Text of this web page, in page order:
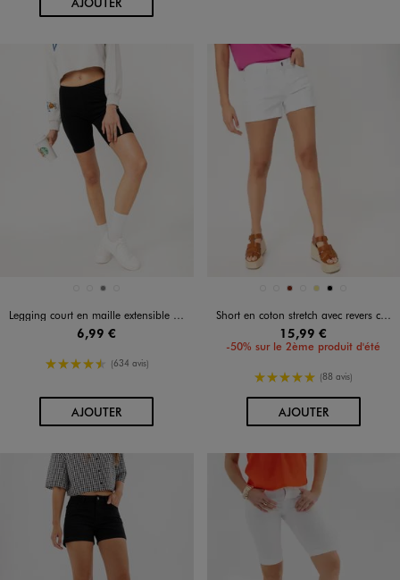
Disponible en 4 coloris
BLANC VIFBLEU MARINE
GRIS CHINE
Legging court en maille extensible femme
6,99 €
4.5/5 de moyenne
(634 avis)
AJOUTERAU PANIER
Disponible en 7 coloris
BLANC STANDARD
BLEU MARINE
BRIQUEJAUNE FONCE
KAKINOIR
Short en coton stretch avec revers cousus femme
15,99 €
-50% sur le 2ème produit d'été
5/5 de moyenne
(88 avis)
AJOUTERAU PANIER